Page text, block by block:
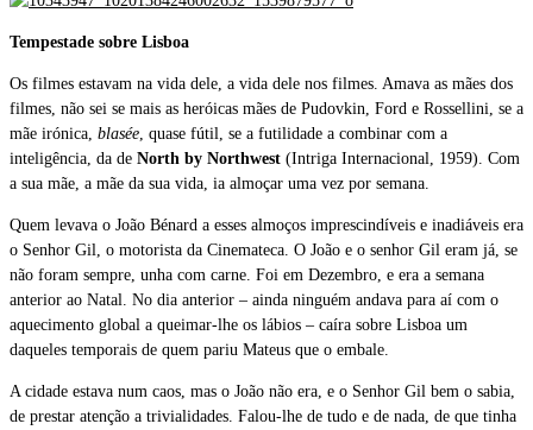
Tempestade sobre Lisboa
Os filmes estavam na vida dele, a vida dele nos filmes. Amava as mães dos
filmes, não sei se mais as heróicas mães de Pudovkin, Ford e Rossellini, se a
mãe irónica, blasée , quase fútil, se a futilidade a combinar com a
inteligência, da de North by Northwest (Intriga Internacional, 1959). Com
a sua mãe, a mãe da sua vida, ia almoçar uma vez por semana.
Quem levava o João Bénard a esses almoços imprescindíveis e inadiáveis era
o Senhor Gil, o motorista da Cinemateca. O João e o senhor Gil eram já, se
não foram sempre, unha com carne. Foi em Dezembro, e era a semana
anterior ao Natal. No dia anterior – ainda ninguém andava para aí com o
aquecimento global a queimar-lhe os lábios – caíra sobre Lisboa um
daqueles temporais de quem pariu Mateus que o embale.
A cidade estava num caos, mas o João não era, e o Senhor Gil bem o sabia,
de prestar atenção a trivialidades. Falou-lhe de tudo e de nada, de que tinha